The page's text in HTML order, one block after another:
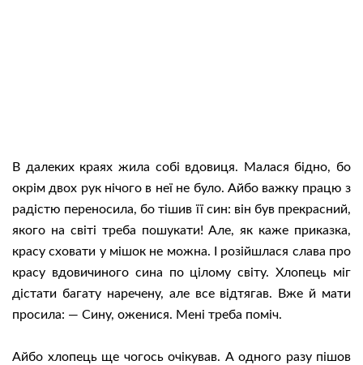
В далеких краях жила собі вдовиця. Малася бідно, бо
окрім двох рук нічого в неї не було. Айбо важку працю з
радістю переносила, бо тішив її син: він був прекрасний,
якого на світі треба пошукати! Але, як каже приказка,
красу сховати у мішок не можна. І розійшлася слава про
красу вдовичиного сина по цілому світу. Хлопець міг
дістати багату наречену, але все відтягав. Вже й мати
просила: — Сину, оженися. Мені треба поміч.
Айбо хлопець ще чогось очікував. А одного разу пішов